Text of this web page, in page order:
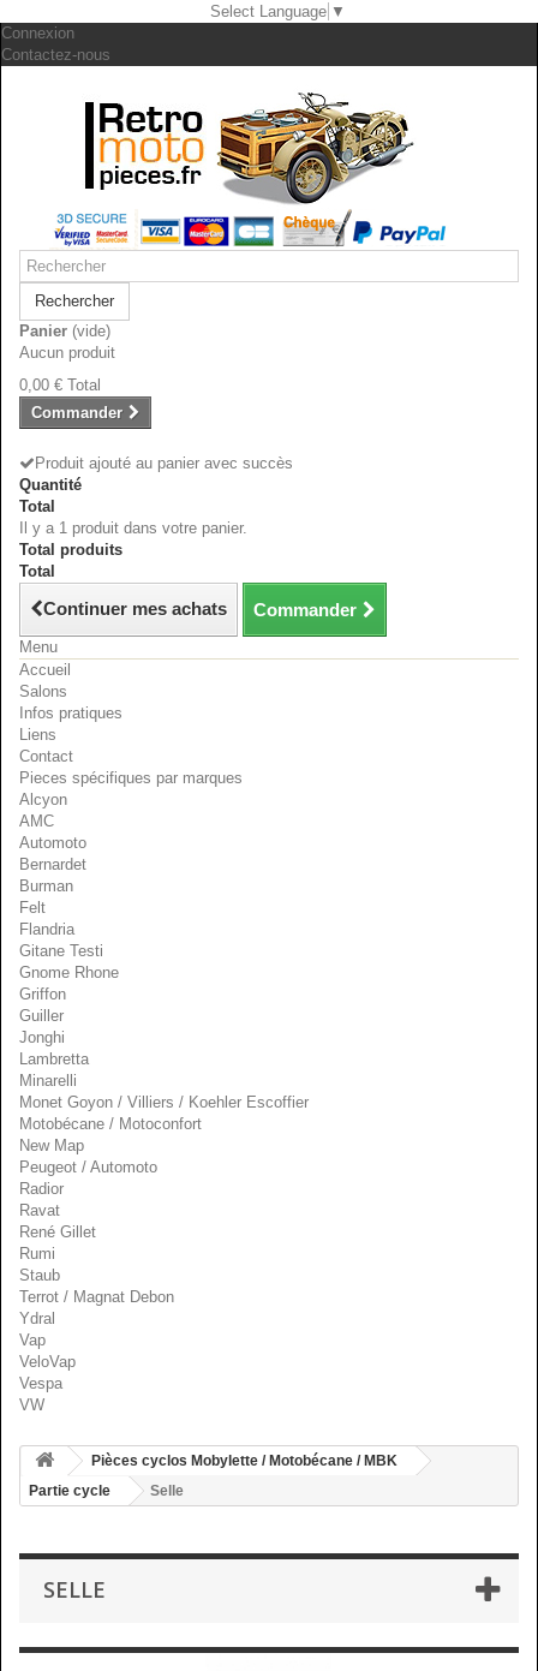
Select Language ▼
Connexion
Contactez-nous
Rechercher
Panier (vide)
Aucun produit
0,00 € Total
Commander
Produit ajouté au panier avec succès
Quantité
Total
Il y a 1 produit dans votre panier.
Total produits
Total
Continuer mes achats Commander
Menu
Accueil
Salons
Infos pratiques
Liens
Contact
Pieces spécifiques par marques
Alcyon
AMC
Automoto
Bernardet
Burman
Felt
Flandria
Gitane Testi
Gnome Rhone
Griffon
Guiller
Jonghi
Lambretta
Minarelli
Monet Goyon / Villiers / Koehler Escoffier
Motobécane / Motoconfort
New Map
Peugeot / Automoto
Radior
Ravat
René Gillet
Rumi
Staub
Terrot / Magnat Debon
Ydral
Vap
VeloVap
Vespa
VW
Pièces cyclos Mobylette / Motobécane / MBK
Partie cycle
Selle
SELLE